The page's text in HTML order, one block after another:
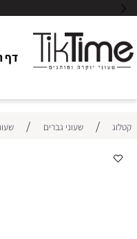
דף הבית
שעוני גברים / שעוני גברים MATHEY TISSOT